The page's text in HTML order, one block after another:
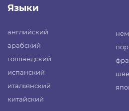
Языки
английский
арабский
голландский
испанский
итальянский
китайский